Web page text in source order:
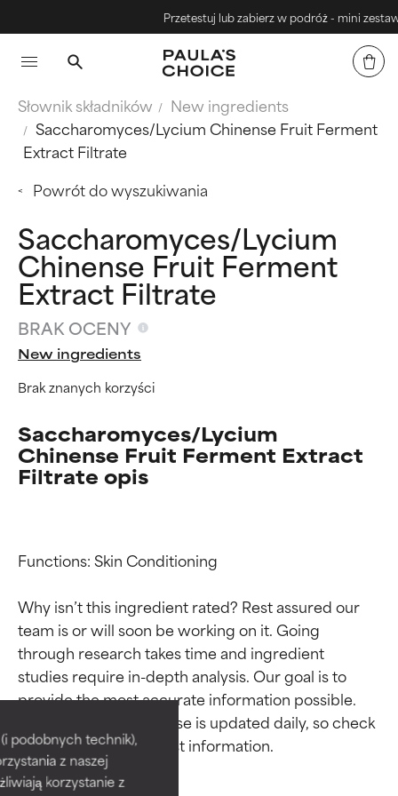
podobnych technik),
z naszej
korzystanie z
Przetestuj lub zabierz w podróż - mini zestawy
Słownik składników
New ingredients
Saccharomyces/Lycium Chinense Fruit Ferment
Extract Filtrate
Powrót do wyszukiwania
Saccharomyces/Lycium
Chinense Fruit Ferment
Extract Filtrate
BRAK OCENY
New ingredients
Brak znanych korzyści
Saccharomyces/Lycium
Chinense Fruit Ferment Extract
Filtrate opis
Functions: Skin Conditioning
Why isn’t this ingredient rated? Rest assured our
team is or will soon be working on it. Going
through research takes time and ingredient
studies require in-depth analysis. Our goal is to
provide the most accurate information possible.
This ingredient database is updated daily, so check
Oceny składników
BEST
Udowodnione i potwierdzone
przez niezależne badania.
Oceny składników
BEST
Udowodnione i potwierdzone
przez niezależne badania.